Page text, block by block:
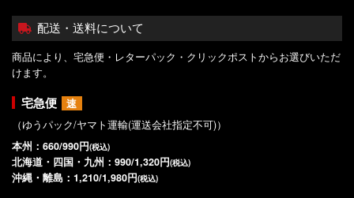
配送・送料について
商品により、宅急便・レターパック・クリックポストからお選びいただ
けます。
宅急便
速
（ゆうパック/ヤマト運輸(運送会社指定不可)）
本州：660/990円(税込)
北海道・四国・九州：990/1,320円(税込)
沖縄・離島：1,210/1,980円(税込)